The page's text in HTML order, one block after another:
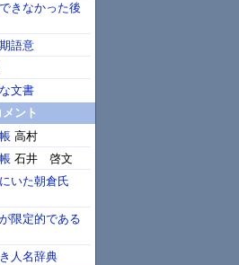
きなかった後
語意
文書
ント
高村
石井 啓文
いた朝倉氏
限定的である
人名辞典